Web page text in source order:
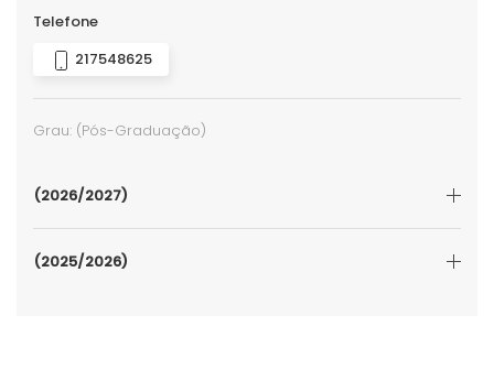
Telefone
217548625
Grau: (Pós-Graduação)
(2026/2027)
(2025/2026)